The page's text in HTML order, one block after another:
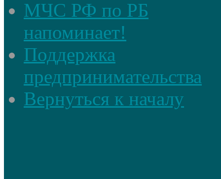
МЧС РФ по РБ
напоминает!
Поддержка
предпринимательства
Вернуться к началу